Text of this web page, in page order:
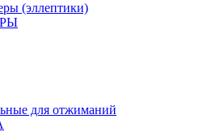
(эллептики)
для отжиманий